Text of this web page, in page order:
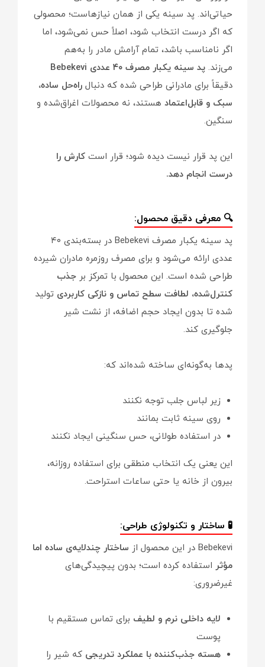
حیاتی‌اند. پد سینه یکی از همان نیازهاست؛ محصولی
که اگر درست انتخاب شود، اصلاً حس نمی‌شود، اما
اگر نامناسب باشد، تمام آرامش مادر را به‌هم
می‌زند. پد سینه یکبار مصرف ۴۰ عددی Bebekevi
دقیقاً برای مادرانی طراحی شده که دنبال راه‌حل ساده،
سبک و قابل‌اعتماد هستند، نه محصولات اغراق‌شده و
سنگین.
این پد قرار نیست دیده شود؛ قرار است کارش را
درست انجام دهد.
🔍 معرفی دقیق محصول:
پد سینه یکبار مصرف Bebekevi در بسته‌بندی ۴۰
عددی ارائه می‌شود و برای مصرف روزمره مادران شیرده
طراحی شده است. این محصول با تمرکز بر جذب
کنترل‌شده، لطافت سطح تماس و نازکی کاربردی تولید
شده تا بدون ایجاد حجم اضافه، از نشت شیر
جلوگیری کند.
پدها به‌گونه‌ای ساخته شده‌اند که:
زیر لباس جلب توجه نکنند
روی سینه ثابت بمانند
در استفاده طولانی، حس سنگینی ایجاد نکنند
این یعنی یک انتخاب منطقی برای استفاده روزانه،
بیرون از خانه یا حتی ساعات استراحت.
🧪 ساختار و تکنولوژی طراحی:
Bebekevi در این محصول از
ساختار چندلایه‌ی ساده اما
مؤثر استفاده کرده است؛ بدون پیچیدگی‌های
غیرضروری:
لایه داخلی نرم و لطیف برای تماس مستقیم با
پوست
هسته جذب‌کننده با عملکرد تدریجی که شیر را